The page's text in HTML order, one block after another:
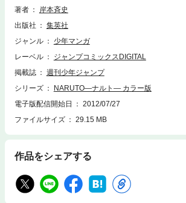
著者
岸本斉史
出版社
集英社
ジャンル
少年マンガ
レーベル
ジャンプコミックスDIGITAL
掲載誌
週刊少年ジャンプ
シリーズ
NARUTO―ナルト― カラー版
電子版配信開始日
2012/07/27
ファイルサイズ
29.15 MB
作品をシェアする